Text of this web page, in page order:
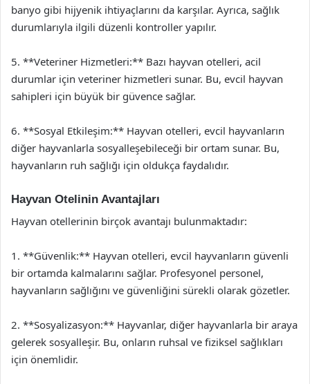
banyo gibi hijyenik ihtiyaçlarını da karşılar. Ayrıca, sağlık
durumlarıyla ilgili düzenli kontroller yapılır.
5. **Veteriner Hizmetleri:** Bazı hayvan otelleri, acil
durumlar için veteriner hizmetleri sunar. Bu, evcil hayvan
sahipleri için büyük bir güvence sağlar.
6. **Sosyal Etkileşim:** Hayvan otelleri, evcil hayvanların
diğer hayvanlarla sosyalleşebileceği bir ortam sunar. Bu,
hayvanların ruh sağlığı için oldukça faydalıdır.
Hayvan Otelinin Avantajları
Hayvan otellerinin birçok avantajı bulunmaktadır:
1. **Güvenlik:** Hayvan otelleri, evcil hayvanların güvenli
bir ortamda kalmalarını sağlar. Profesyonel personel,
hayvanların sağlığını ve güvenliğini sürekli olarak gözetler.
2. **Sosyalizasyon:** Hayvanlar, diğer hayvanlarla bir araya
gelerek sosyalleşir. Bu, onların ruhsal ve fiziksel sağlıkları
için önemlidir.